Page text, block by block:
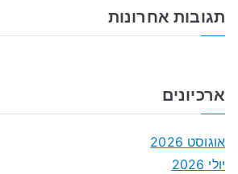
תגובות אחרונות
ארכיונים
אוגוסט 2026
יולי 2026